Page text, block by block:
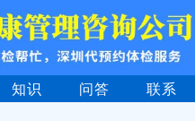
知识 问答 联系